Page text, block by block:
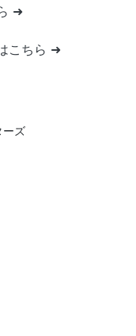
➜
こちら ➜
ズ